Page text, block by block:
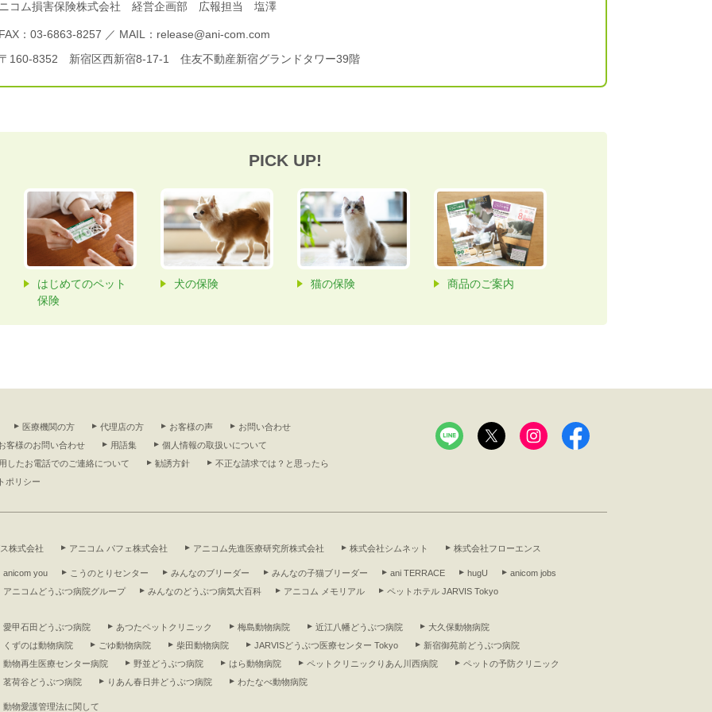
コム損害保険株式会社 経営企画部 広報担当 塩澤
：03-6863-8257 ／ MAIL：release@ani-com.com
160-8352 新宿区西新宿8-17-1 住友不動産新宿グランドタワー39階
PICK UP!
はじめてのペット
保険
犬の保険 猫の保険 商品のご案内
医療機関の方 代理店の方 お客様の声
お問い合わせ
客様のお問い合わせ
用語集
個人情報の取扱いについて
したお電話でのご連絡について
勧誘方針
不正な請求では？と思ったら
ポリシー
株式会社 アニコム パフェ株式会社 アニコム先進医療研究所株式会社 株式会社シムネット 株式会社フローエンス
anicom you こうのとりセンター みんなのブリーダー みんなの子猫ブリーダー ani TERRACE hugU
anicom jobs
アニコムどうぶつ病院グループ
みんなのどうぶつ病気大百科 アニコム メモリアル ペットホテル JARVIS Tokyo
愛甲石田どうぶつ病院 あつたペットクリニック 梅島動物病院 近江八幡どうぶつ病院
大久保動物病院
くずのは動物病院
ごゆ動物病院 柴田動物病院 JARVISどうぶつ医療センター Tokyo
新宿御苑前どうぶつ病院
動物再生医療センター病院
野並どうぶつ病院 はら動物病院 ペットクリニックりあん川西病院
ペットの予防クリニック
茗荷谷どうぶつ病院
りあん春日井どうぶつ病院 わたなべ動物病院
動物愛護管理法に関して